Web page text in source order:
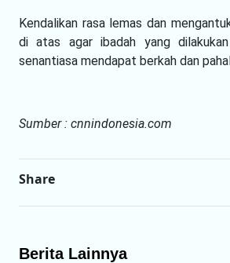
Kendalikan rasa lemas dan
di atas agar ibadah yang
senantiasa mendapat berkah dan
Sumber : cnnindonesia.com
Share
Berita Lainnya